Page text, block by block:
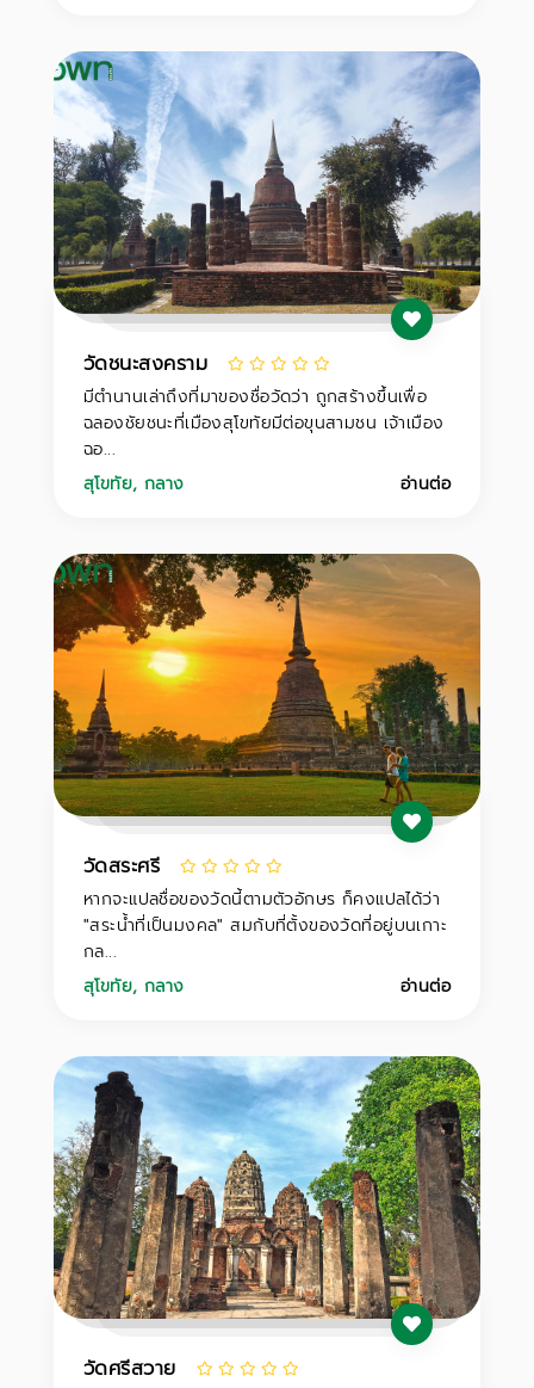
วัดชนะสงคราม
มีตำนานเล่าถึงที่มาของชื่อวัดว่า ถูกสร้างขึ้นเพื่อ
ฉลองชัยชนะที่เมืองสุโขทัยมีต่อขุนสามชน เจ้าเมือง
ฉอ...
สุโขทัย, กลาง อ่านต่อ
วัดสระศรี
หากจะแปลชื่อของวัดนี้ตามตัวอักษร ก็คงแปลได้ว่า
"สระน้ำที่เป็นมงคล" สมกับที่ตั้งของวัดที่อยู่บนเกาะ
กล...
สุโขทัย, กลาง อ่านต่อ
วัดศรีสวาย